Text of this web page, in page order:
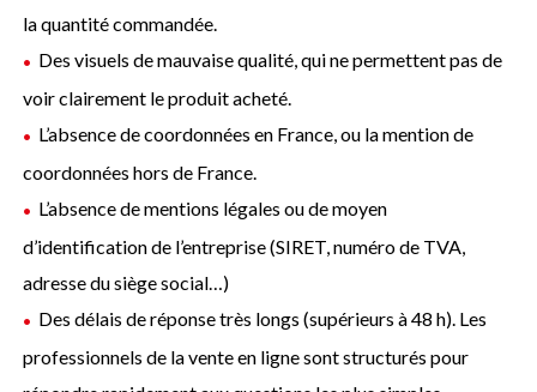
la quantité commandée.
Des visuels de mauvaise qualité, qui ne permettent pas de
voir clairement le produit acheté.
L’absence de coordonnées en France, ou la mention de
coordonnées hors de France.
L’absence de mentions légales ou de moyen
d’identification de l’entreprise (SIRET, numéro de TVA,
adresse du siège social…)
Des délais de réponse très longs (supérieurs à 48 h). Les
professionnels de la vente en ligne sont structurés pour